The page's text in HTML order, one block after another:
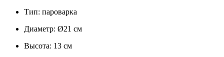
Тип: пароварка
Диаметр: Ø21 см
Высота: 13 см